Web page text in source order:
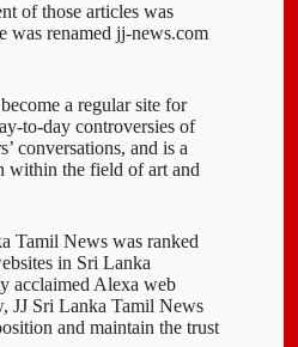
of those articles was
was renamed jj-news.com
a regular site for
to-day controversies of
conversations, and is a
within the field of art and
Tamil News was ranked
in Sri Lanka
acclaimed Alexa web
JJ Sri Lanka Tamil News
and maintain the trust